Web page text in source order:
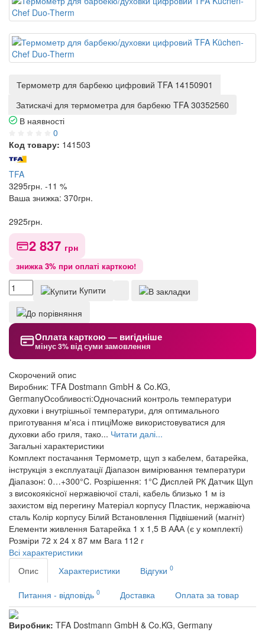
Термометр для барбекю цифровий TFA 14150901
Затискачі для термометра для барбекю TFA 30352560
В наявності
0
Код товару: 141503
TFA
3295грн. -11 %
Ваша знижка: 370грн.
2925грн.
2 837 грн
знижка 3% при оплаті карткою!
Купити
Оплата карткою — вигідніше
мінус 3% від суми замовлення
Скорочений опис
Виробник: TFA Dostmann GmbH & Co.KG,
GermanyОсобливості:Одночасний контроль температури
духовки і внутрішньої температури, для оптимального
приготування м'яса і птиціМоже використовуватися для
духовки або гриля, тако... Читати далі...
Загальні характеристики
Комплект постачання Термометр, щуп з кабелем, батарейка,
інструкція з експлуатації Діапазон вимірювання температури
Діапазон: 0…+300°C. Розрішення: 1°C Дисплей РК Датчик Щуп
з високоякісної нержавіючої сталі, кабель близько 1 м із
захистом від перегину Матеріал корпусу Пластик, нержавіюча
сталь Колір корпусу Білий Встановлення Підвішений (магніт)
Елементи живлення Батарейка 1 x 1,5 В АAА (є у комплекті)
Розміри 72 x 24 x 87 мм Вага 112 г
Всі характеристики
Опис
Характеристики Відгуки 0
Питання - відповідь 0 Доставка Оплата за товар
Виробник: TFA Dostmann GmbH & Co.KG, Germany